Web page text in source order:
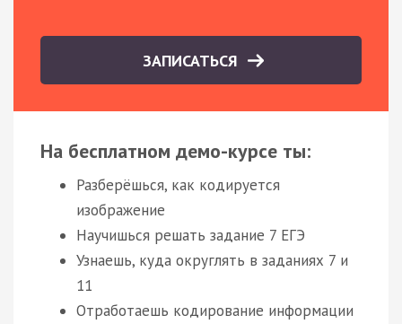
ЗАПИСАТЬСЯ
На бесплатном демо-курсе ты:
Разберёшься, как кодируется
изображение
Научишься решать задание 7 ЕГЭ
Узнаешь, куда округлять в заданиях 7 и
11
Отработаешь кодирование информации